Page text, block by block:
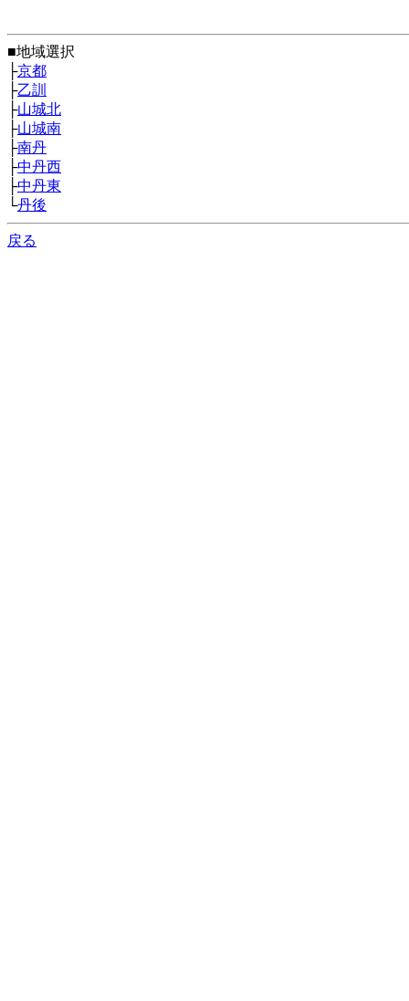
■地域選択
├京都
├乙訓
├山城北
├山城南
├南丹
├中丹西
├中丹東
└丹後
戻る